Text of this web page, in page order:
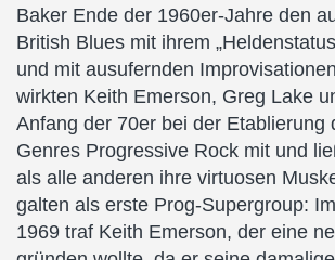
Baker Ende der 1960er-Jahre den
British Blues mit ihrem
und mit ausufernden
wirkten Keith Emerson, Greg Lake
Anfang der 70er bei der Etablierung
Genres Progressive Rock mit und
als alle anderen ihre virtuosen
galten als erste Prog-Supergroup:
1969 traf Keith Emerson, der eine